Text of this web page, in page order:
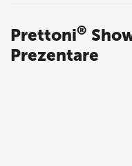
Prettoni®
Prezentare